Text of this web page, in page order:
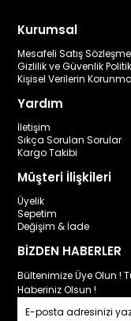
Kurumsal
Mesafeli Satış
Gizlilik ve Güvenlik
Kişisel Verilerin
Yardım
İletişim
Sıkça Sorulan Sorular
Kargo Takibi
Müşteri İlişkileri
Üyelik
Sepetim
Değişim & İade
BİZDEN HABERLER
Bültenimize Üye Olun !
Haberiniz Olsun !